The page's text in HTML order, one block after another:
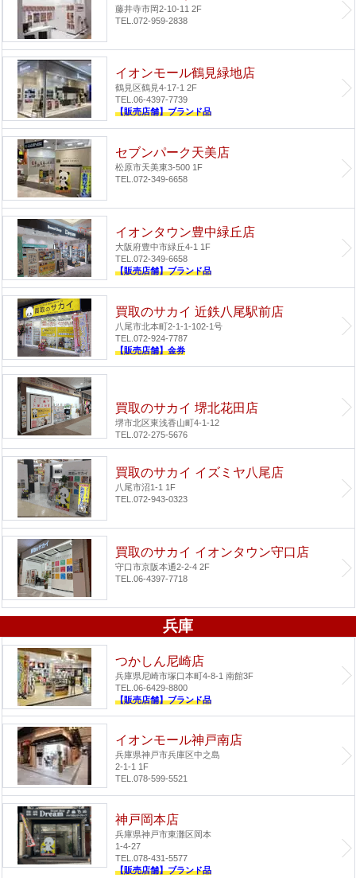
藤井寺市岡2-10-11 2F
TEL.072-959-2838
イオンモール鶴見緑地店
鶴見区鶴見4-17-1 2F
TEL.06-4397-7739
【販売店舗】ブランド品
セブンパーク天美店
松原市天美東3-500 1F
TEL.072-349-6658
イオンタウン豊中緑丘店
大阪府豊中市緑丘4-1 1F
TEL.072-349-6658
【販売店舗】ブランド品
買取のサカイ 近鉄八尾駅前店
八尾市北本町2-1-1-102-1号
TEL.072-924-7787
【販売店舗】金券
買取のサカイ 堺北花田店
堺市北区東浅香山町4-1-12
TEL.072-275-5676
買取のサカイ イズミヤ八尾店
八尾市沼1-1 1F
TEL.072-943-0323
買取のサカイ イオンタウン守口店
守口市京阪本通2-2-4 2F
TEL.06-4397-7718
兵庫
つかしん尼崎店
兵庫県尼崎市塚口本町4-8-1 南館3F
TEL.06-6429-8800
【販売店舗】ブランド品
イオンモール神戸南店
兵庫県神戸市兵庫区中之島
2-1-1 1F
TEL.078-599-5521
神戸岡本店
兵庫県神戸市東灘区岡本
1-4-27
TEL.078-431-5577
【販売店舗】ブランド品